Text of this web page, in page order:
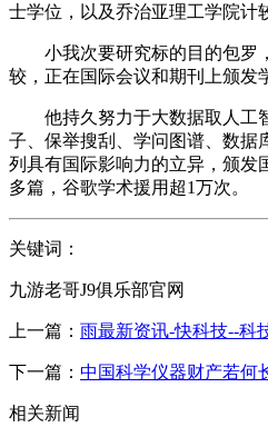
士学位，以及乔治亚理工学院计
小我次要研究标的目的包罗
较，正在国际会议和期刊上颁发
他持久努力于大数据取人工
子、保举搜刮、学问图谱、数据
列具有国际影响力的立异，颁发
多篇，谷歌学术援用超1万次。
关键词：
九游老哥J9俱乐部官网
上一篇： 雨最新资讯-快科技--科
下一篇： 中国科学仪器财产若何
相关新闻